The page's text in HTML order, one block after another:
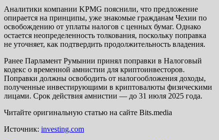
Аналитики компании KPMG пояснили, что предложение
опирается на принципы, уже знакомые гражданам Чехии по
освобождению от уплаты налогов с ценных бумаг. Однако
остается неопределенность толкования, поскольку поправка
не уточняет, как подтвердить продолжительность владения.
Ранее Парламент Румынии принял поправки в Налоговый
кодекс о временной амнистии для криптоинвесторов.
Поправки должны освободить от налогообложения доходы,
полученные инвестирующими в криптовалюты физическими
лицами. Срок действия амнистии — до 31 июля 2025 года.
Читайте оригинальную статью на сайте Bits.media
Источник: investing.com